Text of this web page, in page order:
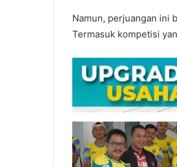
Namun, perjuangan ini
Termasuk kompetisi